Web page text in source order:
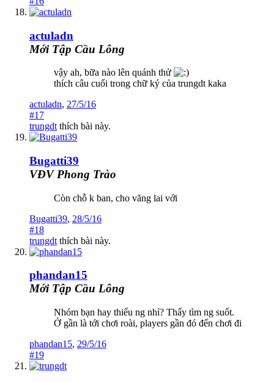
actuladn
Mới Tập Cầu Lông
vậy ah, bữa nào lên quánh thử
thích câu cuối trong chữ ký của trungdt kaka
actuladn, 27/5/16
#17
trungdt thích bài này.
Bugatti39
VĐV Phong Trào
Còn chỗ k ban, cho vãng lai với
Bugatti39, 28/5/16
#18
trungdt thích bài này.
phandan15
Mới Tập Cầu Lông
Nhóm bạn hay thiếu ng nhỉ? Thấy tìm ng suốt.
Ở gần là tới chơi roài, players gần đó đến chơi đi
phandan15, 29/5/16
#19